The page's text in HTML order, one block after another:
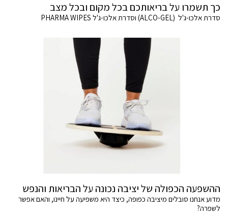
כך תשמרו על בריאותכם בכל מקום ובכל מצב
סדרת אלכו-ג'ל (ALCO-GEL) וסדרת אלכו-ג'ל PHARMA WIPES
ההשפעה הכפולה של יציבה נכונה על הבריאות והנפש
מדוע אנחנו סובלים מיציבה כפופה, כיצד היא משפיעה על חיינו, והאם אפשר
לשפרה?